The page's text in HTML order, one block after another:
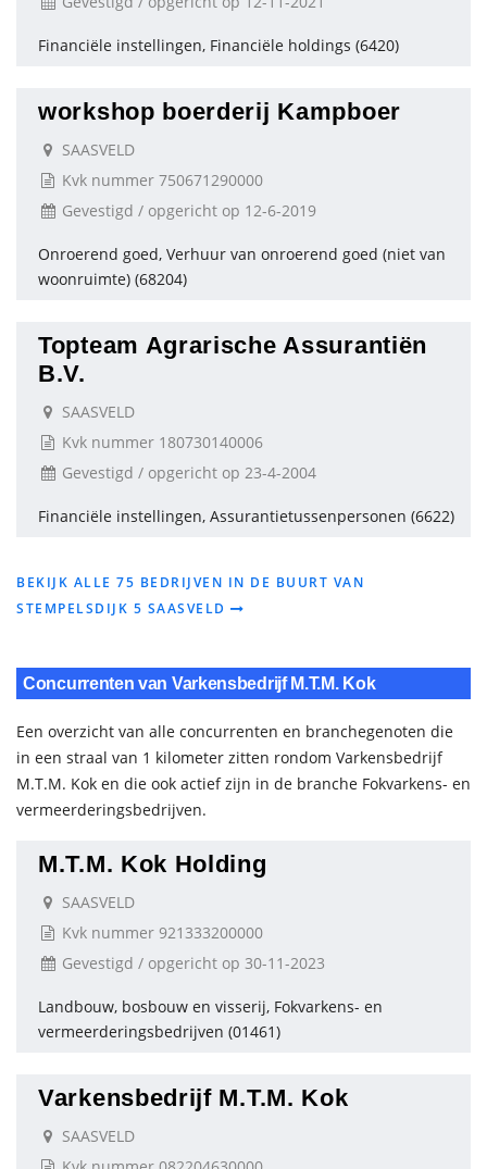
Financiële instellingen, Financiële holdings (6420)
workshop boerderij Kampboer
SAASVELD
Kvk nummer 750671290000
Gevestigd / opgericht op 12-6-2019
Onroerend goed, Verhuur van onroerend goed (niet van
woonruimte) (68204)
Topteam Agrarische Assurantiën
B.V.
SAASVELD
Kvk nummer 180730140006
Gevestigd / opgericht op 23-4-2004
Financiële instellingen, Assurantietussenpersonen (6622)
BEKIJK ALLE 75 BEDRIJVEN IN DE BUURT VAN
STEMPELSDIJK 5 SAASVELD
Concurrenten van Varkensbedrijf M.T.M. Kok
Een overzicht van alle concurrenten en branchegenoten die
in een straal van 1 kilometer zitten rondom Varkensbedrijf
M.T.M. Kok en die ook actief zijn in de branche Fokvarkens- en
vermeerderingsbedrijven.
M.T.M. Kok Holding
SAASVELD
Kvk nummer 921333200000
Gevestigd / opgericht op 30-11-2023
Landbouw, bosbouw en visserij, Fokvarkens- en
vermeerderingsbedrijven (01461)
Varkensbedrijf M.T.M. Kok
SAASVELD